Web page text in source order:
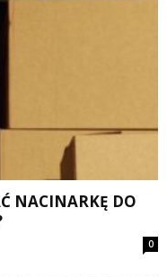
NACINARKĘ DO
0